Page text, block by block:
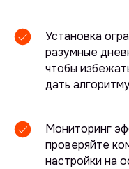
Установка
разумные
чтобы
дать
Мониторинг
проверяйте
настройки на